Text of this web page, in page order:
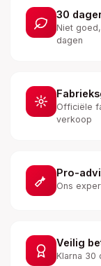
30
Niet
dagen
Officiële
verkoop
Pro-
Ons
Veilig
Klarna